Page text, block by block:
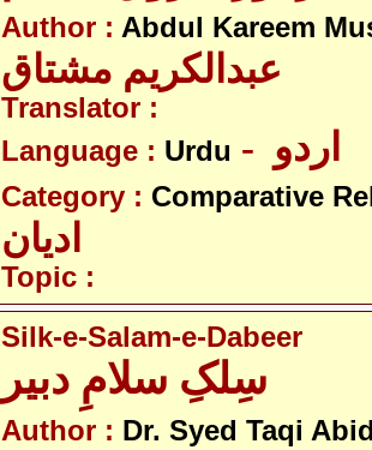
Author : Abdul Kareem
عبدالکریم مشتاق
Translator :
Language : Urdu
Category : Comparative
ادیان
Topic :
Silk-e-Salam-e-Dabeer
سِلکِ سلامِ دبیر
Author : Dr. Syed Taqi